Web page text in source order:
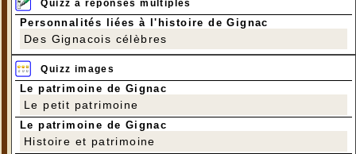
Quizz à réponses multiples
Personnalités liées à l'histoire de Gignac
Des Gignacois célèbres
Quizz images
Le patrimoine de Gignac
Le petit patrimoine
Le patrimoine de Gignac
Histoire et patrimoine